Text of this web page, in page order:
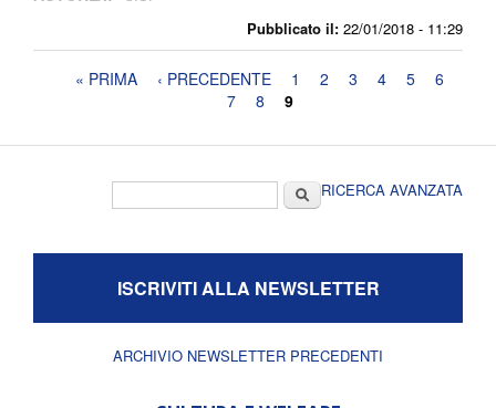
Pubblicato il: 22/01/2018 - 11:29
Pagine« PRIMA ‹ PRECEDENTE 1 2 3 4 5
6
7
8 9
CercaRICERCA AVANZATA
ISCRIVITI ALLA NEWSLETTER
ARCHIVIO NEWSLETTER PRECEDENTI